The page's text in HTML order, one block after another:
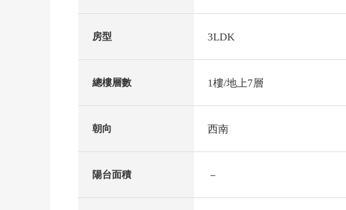
房型 3LDK
總樓層數 1樓/地上7層
朝向 西南
陽台面積 －